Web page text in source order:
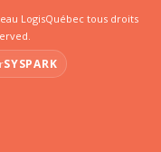
LogisQuébec tous droits
SYSPARK